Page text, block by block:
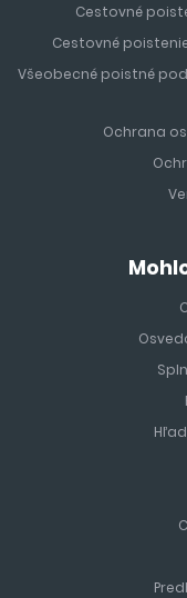
Cestovné
Cestovné
Všeobecné poistné
Ochrana